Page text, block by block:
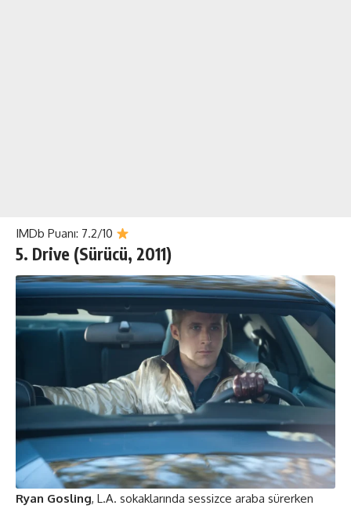
IMDb Puanı: 7.2/10
5. Drive (Sürücü, 2011)
Ryan Gosling, L.A. sokaklarında sessizce araba sürerken